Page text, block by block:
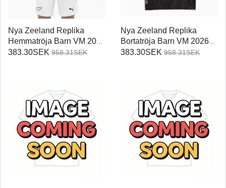
Nya Zeeland Replika
Hemmatröja Barn VM 2026
Kortärmad (+ Korta byxor)
383.30SEK 958.31SEK
Nya Zeeland Replika
Bortatröja Barn VM 2026
Kortärmad (+ Korta byxor)
383.30SEK 958.31SEK